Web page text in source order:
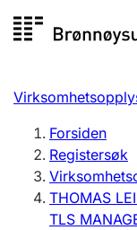
Registersøk
Aksjeselskap
Registrere,
Forsiden
Registersøk
THOMAS
TLS